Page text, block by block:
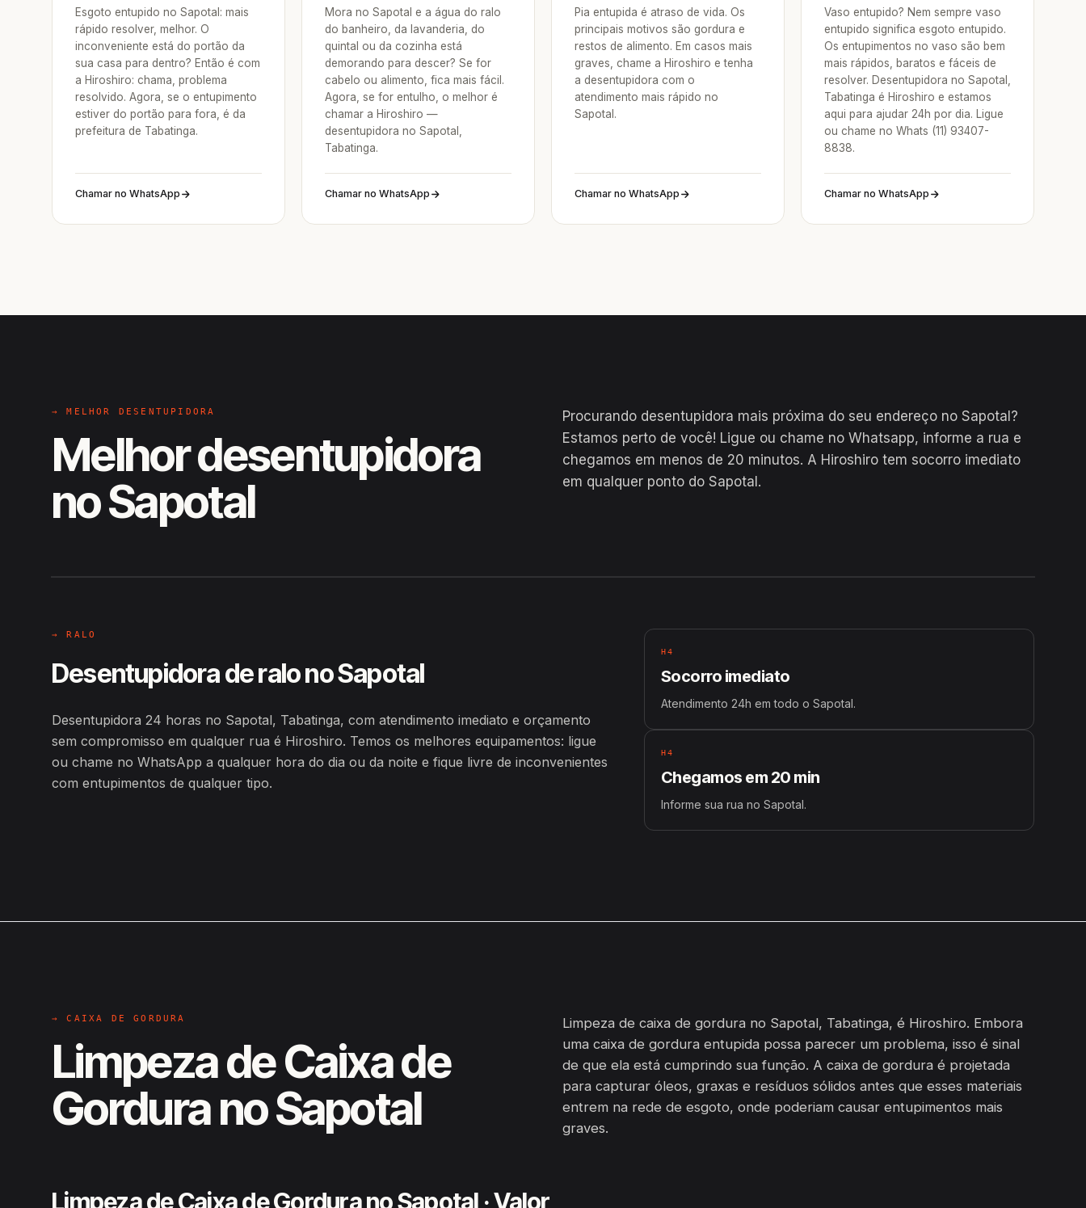
Esgoto entupido no Sapotal: mais
rápido resolver, melhor. O
inconveniente está do portão da
sua casa para dentro? Então é com
a Hiroshiro: chama, problema
resolvido. Agora, se o entupimento
estiver do portão para fora, é da
prefeitura de Tabatinga.
Chamar no WhatsApp
Mora no Sapotal e a água do ralo
do banheiro, da lavanderia, do
quintal ou da cozinha está
demorando para descer? Se for
cabelo ou alimento, fica mais fácil.
Agora, se for entulho, o melhor é
chamar a Hiroshiro —
desentupidora no Sapotal,
Tabatinga.
Chamar no WhatsApp
Pia entupida é atraso de vida. Os
principais motivos são gordura e
restos de alimento. Em casos mais
graves, chame a Hiroshiro e tenha
a desentupidora com o
atendimento mais rápido no
Sapotal.
Chamar no WhatsApp
Vaso entupido? Nem sempre vaso
entupido significa esgoto entupido.
Os entupimentos no vaso são bem
mais rápidos, baratos e fáceis de
resolver. Desentupidora no Sapotal,
Tabatinga é Hiroshiro e estamos
aqui para ajudar 24h por dia. Ligue
ou chame no Whats (11) 93407-
8838.
Chamar no WhatsApp
→ MELHOR DESENTUPIDORA
Melhor desentupidora
no Sapotal
Procurando desentupidora mais próxima do seu endereço no Sapotal?
Estamos perto de você! Ligue ou chame no Whatsapp, informe a rua e
chegamos em menos de 20 minutos. A Hiroshiro tem socorro imediato
em qualquer ponto do Sapotal.
EM CAMPO
→ RALO
Desentupidora de ralo no Sapotal
Desentupidora 24 horas no Sapotal, Tabatinga, com atendimento imediato e orçamento
sem compromisso em qualquer rua é Hiroshiro. Temos os melhores equipamentos: ligue
ou chame no WhatsApp a qualquer hora do dia ou da noite e fique livre de inconvenientes
com entupimentos de qualquer tipo.
H4
Socorro imediato
Atendimento 24h em todo o Sapotal.
H4
Chegamos em 20 min
Informe sua rua no Sapotal.
→ CAIXA DE GORDURA
Limpeza de Caixa de
Gordura no Sapotal
Limpeza de caixa de gordura no Sapotal, Tabatinga, é Hiroshiro. Embora
uma caixa de gordura entupida possa parecer um problema, isso é sinal
de que ela está cumprindo sua função. A caixa de gordura é projetada
para capturar óleos, graxas e resíduos sólidos antes que esses materiais
entrem na rede de esgoto, onde poderiam causar entupimentos mais
graves.
Limpeza de Caixa de Gordura no Sapotal · Valor